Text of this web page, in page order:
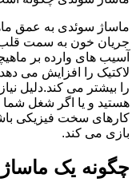
ماساژ سوئدی به عمق
جریان خون به سمت قلب
آسیب های وارده بر
لاکتیک را افزایش می
را بیشتر می کند.دلیل
هستید و یا اگر شغل
کارهای سخت فیزیکی
بازی می کند.
چگونه یک